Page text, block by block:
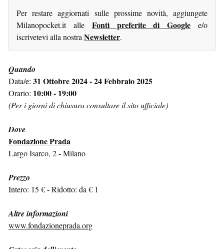
Per restare aggiornati sulle prossime novità, aggiungete
Milanopocket.it alle Fonti preferite di Google e/o
iscrivetevi alla nostra Newsletter.
Quando
Data/e: 31 Ottobre 2024 - 24 Febbraio 2025
Orario: 10:00 - 19:00
(Per i giorni di chiusura consultare il sito ufficiale)
Dove
Fondazione Prada
Largo Isarco, 2 - Milano
Prezzo
Intero: 15 € - Ridotto: da € 1
Altre informazioni
www.fondazioneprada.org